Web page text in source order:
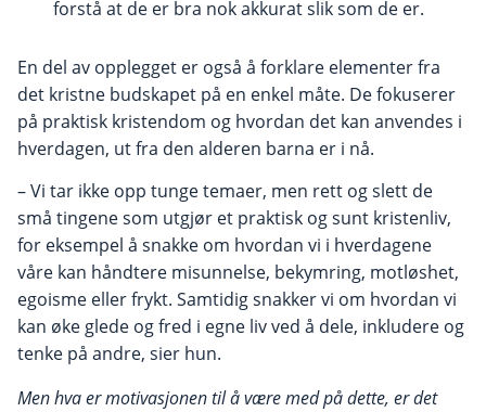
forstå at de er bra nok akkurat slik som de er.
En del av opplegget er også å forklare elementer fra
det kristne budskapet på en enkel måte. De fokuserer
på praktisk kristendom og hvordan det kan anvendes i
hverdagen, ut fra den alderen barna er i nå.
– Vi tar ikke opp tunge temaer, men rett og slett de
små tingene som utgjør et praktisk og sunt kristenliv,
for eksempel å snakke om hvordan vi i hverdagene
våre kan håndtere misunnelse, bekymring, motløshet,
egoisme eller frykt. Samtidig snakker vi om hvordan vi
kan øke glede og fred i egne liv ved å dele, inkludere og
tenke på andre, sier hun.
Men hva er motivasjonen til å være med på dette, er det